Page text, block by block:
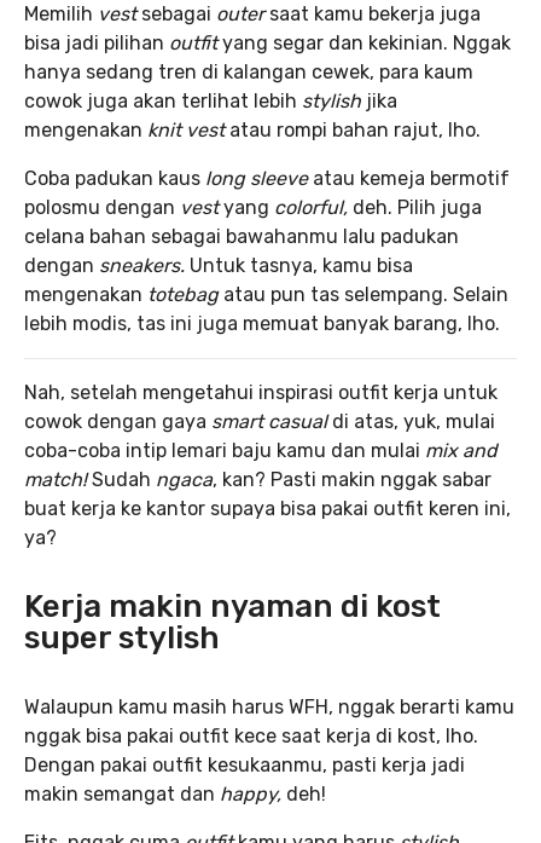
Memilih vestsebagai outersaat kamu bekerja juga
bisa jadi pilihan outfityang segar dan kekinian. Nggak
hanya sedang tren di kalangan cewek, para kaum
cowok juga akan terlihat lebih stylish jika
mengenakan knit vestatau rompi bahan rajut, lho.
Coba padukan kaus long sleeve atau kemeja bermotif
polosmu dengan vestyang colorful, deh. Pilih juga
celana bahan sebagai bawahanmu lalu padukan
dengan sneakers. Untuk tasnya, kamu bisa
mengenakan totebag atau pun tas selempang. Selain
lebih modis, tas ini juga memuat banyak barang, lho.
Nah, setelah mengetahui inspirasi outfit kerja untuk
cowok dengan gaya smart casualdi atas, yuk, mulai
coba-coba intip lemari baju kamu dan mulai mix and
match!Sudah ngaca, kan? Pasti makin nggak sabar
buat kerja ke kantor supaya bisa pakai outfit keren ini,
ya?
Kerja makin nyaman di kost
super stylish
Walaupun kamu masih harus WFH, nggak berarti kamu
nggak bisa pakai outfit kece saat kerja di kost, lho.
Dengan pakai outfit kesukaanmu, pasti kerja jadi
makin semangat dan happy, deh!